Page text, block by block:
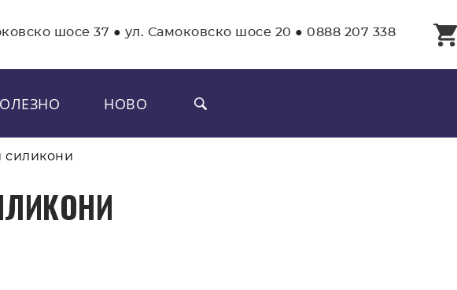
шосе 37 ● ул. Самоковско шосе 20 ● 0888 207 338
НОВО
силикони